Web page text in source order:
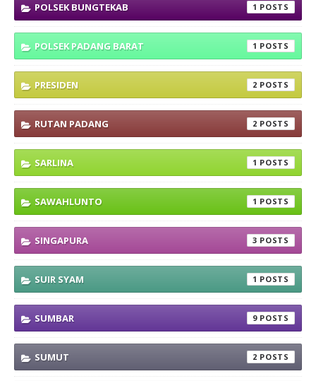
POLSEK BUNGTEKAB 1
POLSEK PADANG BARAT 1
PRESIDEN 2
RUTAN PADANG 2
SARLINA 1
SAWAHLUNTO 1
SINGAPURA 3
SUIR SYAM 1
SUMBAR 9
SUMUT 2